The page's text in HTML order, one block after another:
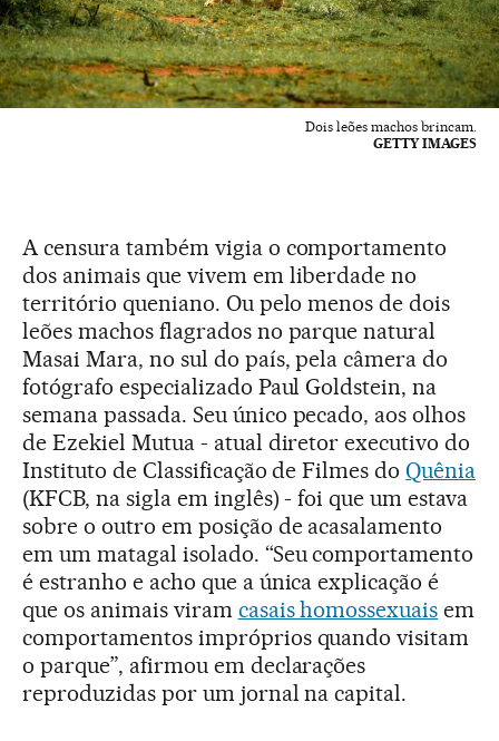
Dois leões machos brincam.
GETTY IMAGES
A censura também vigia o comportamento
dos animais que vivem em liberdade no
território queniano. Ou pelo menos de dois
leões machos flagrados no parque natural
Masai Mara, no sul do país, pela câmera do
fotógrafo especializado Paul Goldstein, na
semana passada. Seu único pecado, aos olhos
de Ezekiel Mutua - atual diretor executivo do
Instituto de Classificação de Filmes doQuênia
(KFCB, na sigla em inglês) - foi que um estava
sobre o outro em posição de acasalamento
em um matagal isolado. “Seu comportamento
é estranho e acho que a única explicação é
que os animais viram casais homossexuais em
comportamentos impróprios quando visitam
o parque”, afirmou em declarações
reproduzidas por um jornal na capital.